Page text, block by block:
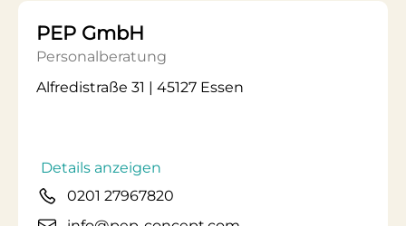
PEP GmbH
Personalberatung
Alfredistraße 31 | 45127 Essen
Details anzeigen
0201 27967820